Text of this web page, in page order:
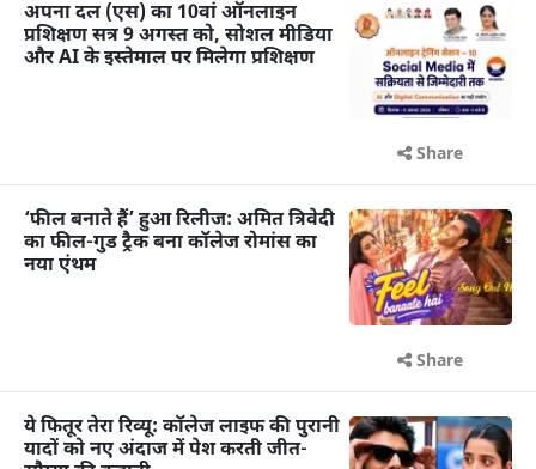
अपना दल (एस) का 10वां ऑनलाइन
प्रशिक्षण सत्र 9 अगस्त को, सोशल मीडिया
और AI के इस्तेमाल पर मिलेगा प्रशिक्षण
Share
‘फील बनाते हैं’ हुआ रिलीज: अमित त्रिवेदी
का फील-गुड ट्रैक बना कॉलेज रोमांस का
नया एंथम
Share
ये फितूर तेरा रिव्यू: कॉलेज लाइफ की पुरानी
यादों को नए अंदाज में पेश करती जीत-